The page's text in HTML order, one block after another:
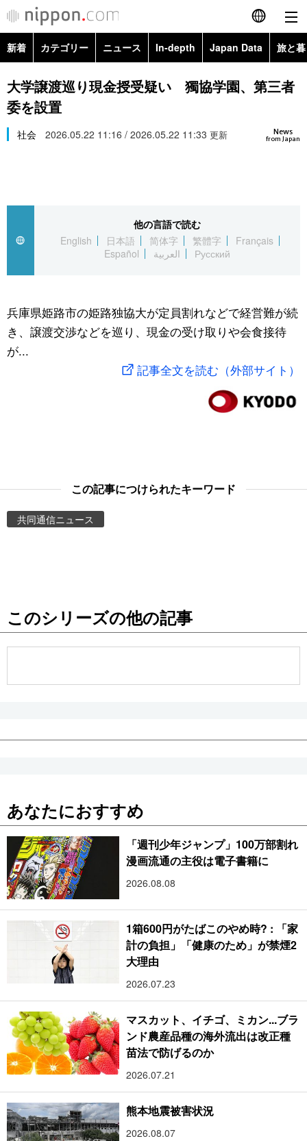
English
简体字
Русский
カテゴリー
経済・ビジネス
国際
文化
トップ
アーカイブ
In-depth
Japan Data
動画/Live
People
新着 カテゴリー ニュース In-depth Japan Data 旅と
政治・外交
経済・ビジネス
スポーツ・東京2020
Topics
大学譲渡巡り現金授受疑い 獨協学園、第三者
委を設置
News
from Japan
社会 2026.05.22 11:16 / 2026.05.22 11:33 更新
他の言語で読む
English
日本語 简体字 繁體字
Français
Español
العربية Русский
兵庫県姫路市の姫路独協大が定員割れなどで経営難が続
き、譲渡交渉などを巡り、現金の受け取りや会食接待
が...
記事全文を読む（外部サイト）
この記事につけられたキーワード
共同通信ニュース
このシリーズの他の記事
あなたにおすすめ
「週刊少年ジャンプ」100万部割れ
漫画流通の主役は電子書籍に
2026.08.08
1箱600円がたばこのやめ時? : 「家
計の負担」「健康のため」が禁煙2
大理由
2026.07.23
マスカット、イチゴ、ミカン...ブラ
ンド農産品種の海外流出は改正種
苗法で防げるのか
2026.07.21
熊本地震被害状況
2026.08.07